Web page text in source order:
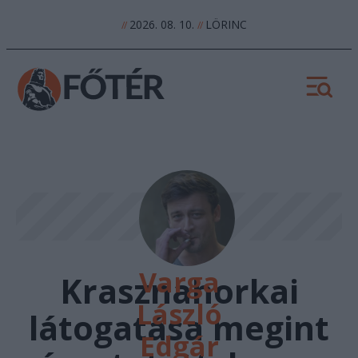
//2026. 08. 10. //LÖRINC
Varga
László
Edgár
Krasznahorkai
látogatása megint